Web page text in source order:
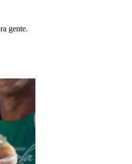
gente.